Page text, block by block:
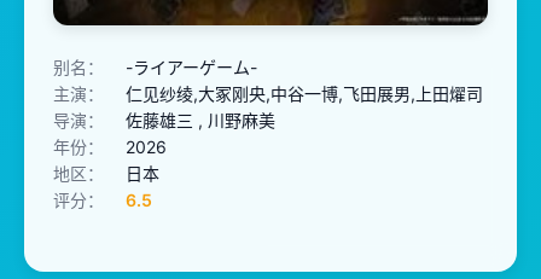
别名：
-ライアーゲーム-
主演：
仁见纱绫,大冢刚央,中谷一博,飞田展男,上田燿司
导演：
佐藤雄三 , 川野麻美
年份：
2026
地区：
日本
评分：
6.5